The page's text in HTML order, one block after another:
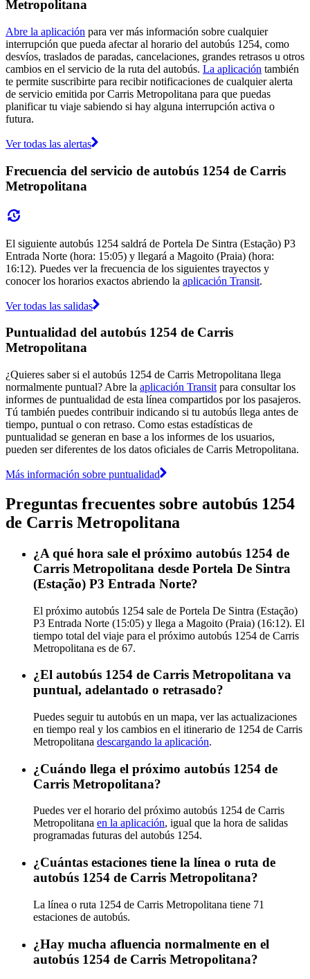
Metropolitana
Abre la aplicación para ver más información sobre cualquier
interrupción que pueda afectar al horario del autobús 1254, como
desvíos, traslados de paradas, cancelaciones, grandes retrasos u otros
cambios en el servicio de la ruta del autobús. La aplicación también
te permite suscribirte para recibir notificaciones de cualquier alerta
de servicio emitida por Carris Metropolitana para que puedas
planificar tu viaje sabiendo si hay alguna interrupción activa o
futura.
Ver todas las alertas
Frecuencia del servicio de autobús 1254 de Carris
Metropolitana
El siguiente autobús 1254 saldrá de Portela De Sintra (Estação) P3
Entrada Norte (hora: 15:05) y llegará a Magoito (Praia) (hora:
16:12). Puedes ver la frecuencia de los siguientes trayectos y
conocer los horarios exactos abriendo la aplicación Transit.
Ver todas las salidas
Puntualidad del autobús 1254 de Carris
Metropolitana
¿Quieres saber si el autobús 1254 de Carris Metropolitana llega
normalmente puntual? Abre la aplicación Transit para consultar los
informes de puntualidad de esta línea compartidos por los pasajeros.
Tú también puedes contribuir indicando si tu autobús llega antes de
tiempo, puntual o con retraso. Como estas estadísticas de
puntualidad se generan en base a los informes de los usuarios,
pueden ser diferentes de los datos oficiales de Carris Metropolitana.
Más información sobre puntualidad
Preguntas frecuentes sobre autobús 1254
de Carris Metropolitana
¿A qué hora sale el próximo autobús 1254 de
Carris Metropolitana desde Portela De Sintra
(Estação) P3 Entrada Norte?
El próximo autobús 1254 sale de Portela De Sintra (Estação)
P3 Entrada Norte (15:05) y llega a Magoito (Praia) (16:12). El
tiempo total del viaje para el próximo autobús 1254 de Carris
Metropolitana es de 67.
¿El autobús 1254 de Carris Metropolitana va
puntual, adelantado o retrasado?
Puedes seguir tu autobús en un mapa, ver las actualizaciones
en tiempo real y los cambios en el itinerario de 1254 de Carris
Metropolitana descargando la aplicación.
¿Cuándo llega el próximo autobús 1254 de
Carris Metropolitana?
Puedes ver el horario del próximo autobús 1254 de Carris
Metropolitana en la aplicación, igual que la hora de salidas
programadas futuras del autobús 1254.
¿Cuántas estaciones tiene la línea o ruta de
autobús 1254 de Carris Metropolitana?
La línea o ruta 1254 de Carris Metropolitana tiene 71
estaciones de autobús.
¿Hay mucha afluencia normalmente en el
autobús 1254 de Carris Metropolitana?